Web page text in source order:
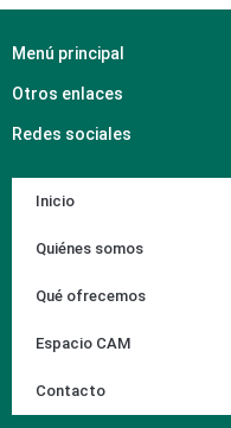
Menú principal
Otros enlaces
Redes sociales
Inicio
Quiénes somos
Qué ofrecemos
Espacio CAM
Contacto